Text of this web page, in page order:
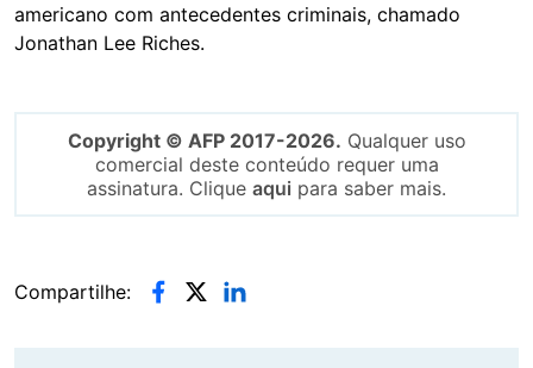
americano com antecedentes criminais, chamado
Jonathan Lee Riches.
Copyright © AFP 2017-2026. Qualquer uso
comercial deste conteúdo requer uma
assinatura. Clique aqui para saber mais.
Compartilhe: